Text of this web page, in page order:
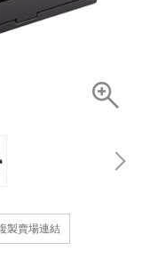
製賣場連結